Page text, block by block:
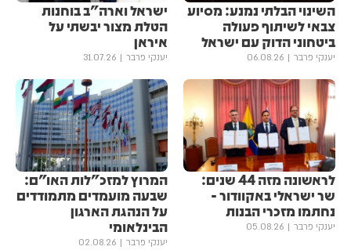
השינוי הבלתי נמנע: מסיוע
צבאי לשיתוף פעולה
ביטחוני הדוק עם ישראל
יענקי פרבר 06.08.26
ישראל וארה"ב בוחנות
הטלת מצור יבשתי על
איראן
יענקי פרבר 31.07.26
לראשונה מזה 44 שנים:
שר ישראלי באקוודור -
נחתמו מזכרי הבנות
יענקי פרבר 05.08.26
המרוץ למזכ"לות האו"ם:
שבעה מועמדים מתמודדים
על הנהגת הארגון
הבינלאומי
יענקי פרבר 02.08.26